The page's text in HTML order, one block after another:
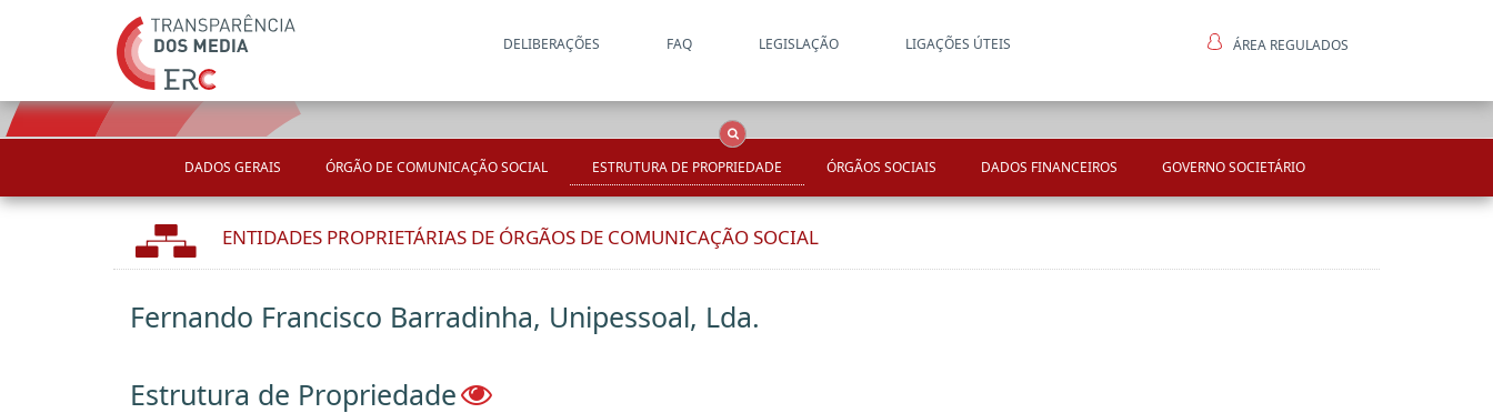
DELIBERAÇÕES FAQ LEGISLAÇÃO LIGAÇÕES ÚTEIS ÁREA REGULADOS
DADOS GERAIS ÓRGÃO DE COMUNICAÇÃO SOCIAL ESTRUTURA DE PROPRIEDADE ÓRGÃOS SOCIAIS DADOS FINANCEIROS GOVERNO SOCIETÁRIO
ENTIDADES PROPRIETÁRIAS DE ÓRGÃOS DE COMUNICAÇÃO SOCIAL
Fernando Francisco Barradinha, Unipessoal, Lda.
Estrutura de Propriedade